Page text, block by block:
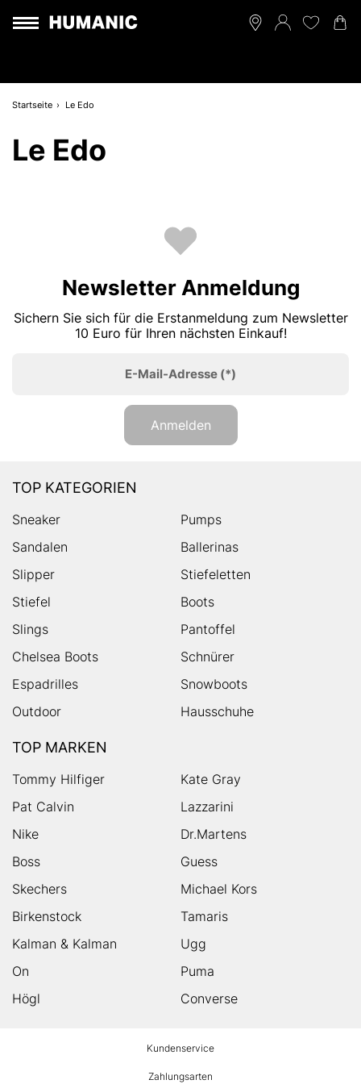
Startseite Le Edo
Le Edo
Newsletter Anmeldung
Sichern Sie sich für die Erstanmeldung zum Newsletter
10 Euro für Ihren nächsten Einkauf!
E-Mail-Adresse (*)
Anmelden
TOP KATEGORIEN
Sneaker
Pumps
Sandalen
Ballerinas
Slipper
Stiefeletten
Stiefel
Boots
Slings
Pantoffel
Chelsea Boots
Schnürer
Espadrilles
Snowboots
Outdoor
Hausschuhe
TOP MARKEN
Tommy Hilfiger
Kate Gray
Pat Calvin
Lazzarini
Nike
Dr.Martens
Boss
Guess
Skechers
Michael Kors
Birkenstock
Tamaris
Kalman & Kalman
Ugg
On
Puma
Högl
Converse
Kundenservice
Zahlungsarten